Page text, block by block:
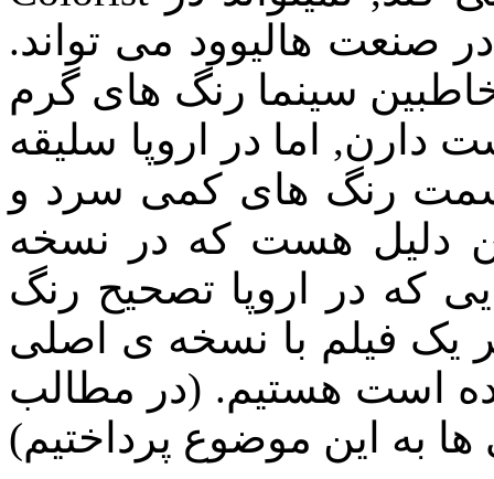
صنعت هالیوود می تواند.
سینما رنگ های گرم
اما در اروپا سلیقه
سمت رنگ های کمی سرد و
دلیل هست که در نسخه
که در اروپا تصحیح رنگ
یک فیلم با نسخه ی اصلی
است هستیم. (در مطالب
به این موضوع پرداختیم)